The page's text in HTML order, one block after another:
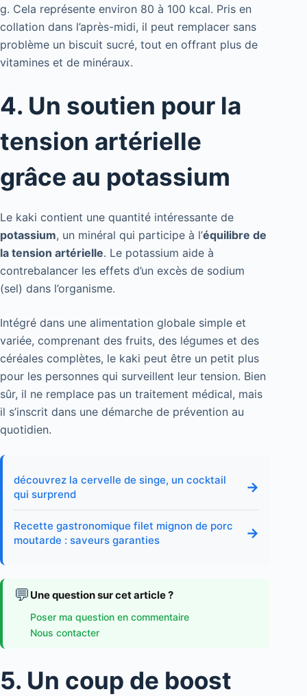
g. Cela représente environ 80 à 100 kcal. Pris en
collation dans l’après-midi, il peut remplacer sans
problème un biscuit sucré, tout en offrant plus de
vitamines et de minéraux.
4. Un soutien pour la
tension artérielle
grâce au potassium
Le kaki contient une quantité intéressante de
potassium, un minéral qui participe à l’équilibre de
la tension artérielle. Le potassium aide à
contrebalancer les effets d’un excès de sodium
(sel) dans l’organisme.
Intégré dans une alimentation globale simple et
variée, comprenant des fruits, des légumes et des
céréales complètes, le kaki peut être un petit plus
pour les personnes qui surveillent leur tension. Bien
sûr, il ne remplace pas un traitement médical, mais
il s’inscrit dans une démarche de prévention au
quotidien.
découvrez la cervelle de singe, un cocktail
qui surprend
→
Recette gastronomique filet mignon de porc
moutarde : saveurs garanties
→
💬 Une question sur cet article ?
Poser ma question en commentaire
Nous contacter
5. Un coup de boost